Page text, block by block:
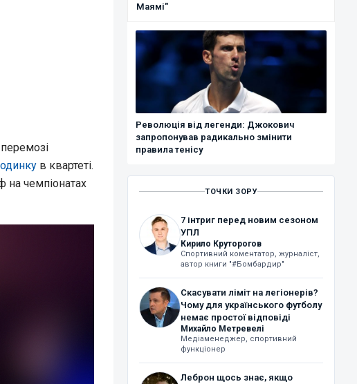
в квартеті.
на чемпіонатах
Маямі"
Революція від легенди: Джокович
запропонував радикально змінити
правила тенісу
ТОЧКИ ЗОРУ
7 інтриг перед новим сезоном
УПЛ
Кирило Круторогов
Спортивний коментатор, журналіст,
автор книги "#Бомбардир"
Скасувати ліміт на легіонерів?
Чому для українського футболу
немає простої відповіді
Михайло Метревелі
Медіаменеджер, спортивний
функціонер
Леброн щось знає, якщо